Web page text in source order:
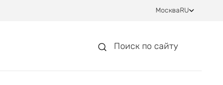
МоскваRU
Поиск по сайту